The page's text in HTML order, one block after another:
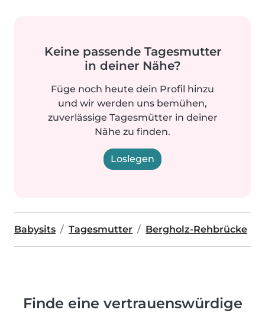
Keine passende Tagesmutter
in deiner Nähe?
Füge noch heute dein Profil hinzu
und wir werden uns bemühen,
zuverlässige Tagesmütter in deiner
Nähe zu finden.
Loslegen
Babysits Tagesmutter Bergholz-Rehbrücke
Finde eine vertrauenswürdige